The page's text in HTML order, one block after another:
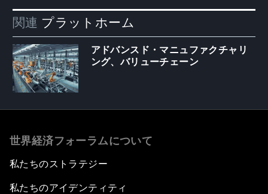
関連 プラットホーム
アドバンスド・マニュファクチャリ
ング、バリューチェーン
世界経済フォーラムについて
私たちのストラテジー
私たちのアイデンティティ